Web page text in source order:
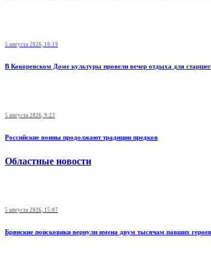
5 августа 2026, 10:19
В Кокоревском Доме культуры провели вечер отдыха для
5 августа 2026, 9:23
Российские воины продолжают традиции предков
Областные новости
5 августа 2026, 15:07
Брянские поисковики вернули имена двум тысячам павших героев